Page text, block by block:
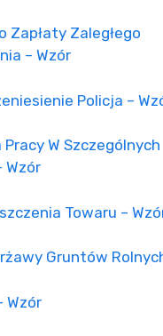
Zapłaty Zaległego
– Wzór
Policja –
W Szczególnych
Wzór
Towaru –
Gruntów
Wzór